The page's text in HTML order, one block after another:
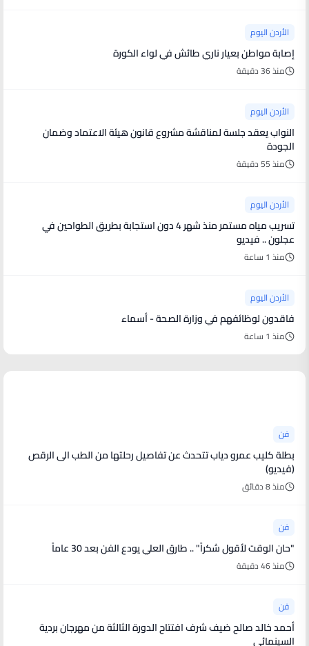
الأردن اليوم
إصابة مواطن بعيار ناري طائش في لواء الكورة
منذ 36 دقيقة
الأردن اليوم
النواب يعقد جلسة لمناقشة مشروع قانون هيئة الاعتماد وضمان
الجودة
منذ 55 دقيقة
الأردن اليوم
تسريب مياه مستمر منذ شهر 4 دون استجابة بطريق الطواحين في
عجلون .. فيديو
منذ 1 ساعة
الأردن اليوم
فاقدون لوظائفهم في وزارة الصحة - أسماء
منذ 1 ساعة
فن
بطلة كليب عمرو دياب تتحدث عن تفاصيل رحلتها من الطب الى الرقص
(فيديو)
منذ 8 دقائق
فن
"حان الوقت لأقول شكراً" .. طارق العلي يودع الفن بعد 30 عاماً
منذ 46 دقيقة
فن
أحمد خالد صالح ضيف شرف افتتاح الدورة الثالثة من مهرجان بردية
السينمائى